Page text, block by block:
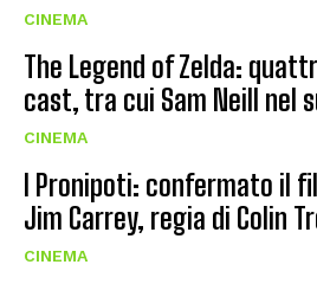
CINEMA
The Legend of Zelda:
cast, tra cui Sam Neill nel
CINEMA
I Pronipoti: confermato il
Jim Carrey, regia di Colin
CINEMA